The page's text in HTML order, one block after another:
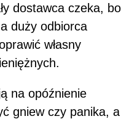
dostawca czeka, bo
duży odbiorca
własny
na opóźnienie
gniew czy panika, a